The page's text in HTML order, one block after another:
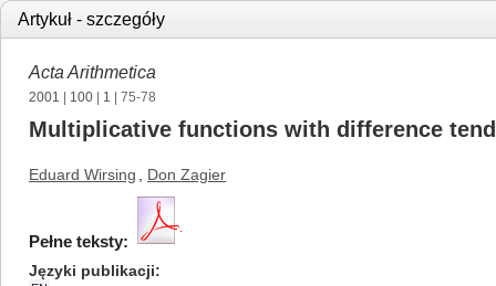
Artykuł - szczegóły
Acta Arithmetica
2001 100 1 | 75-78
Multiplicative functions with difference
Eduard Wirsing Don Zagier
Pełne teksty:
Języki publikacji